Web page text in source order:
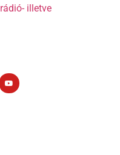
rádió- illetve